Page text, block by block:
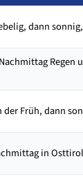
dann
der Früh, dann
in